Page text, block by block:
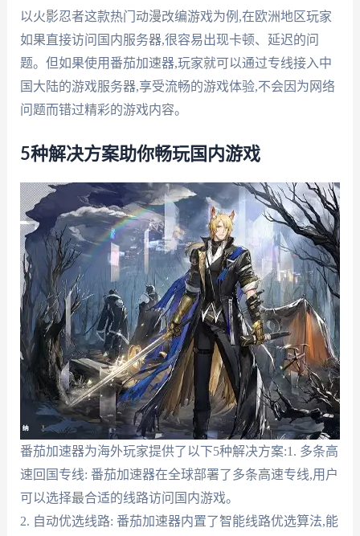
以火影忍者这款热门动漫改编游戏为例,在欧洲地区玩家
如果直接访问国内服务器,很容易出现卡顿、延迟的问
题。但如果使用番茄加速器,玩家就可以通过专线接入中
国大陆的游戏服务器,享受流畅的游戏体验,不会因为网络
问题而错过精彩的游戏内容。
5种解决方案助你畅玩国内游戏
番茄加速器为海外玩家提供了以下5种解决方案:1. 多条高
速回国专线: 番茄加速器在全球部署了多条高速专线,用户
可以选择最合适的线路访问国内游戏。
2. 自动优选线路: 番茄加速器内置了智能线路优选算法,能